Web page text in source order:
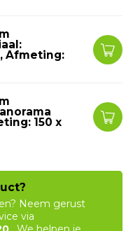
Afmeting:
150 x
Neem gerust
via